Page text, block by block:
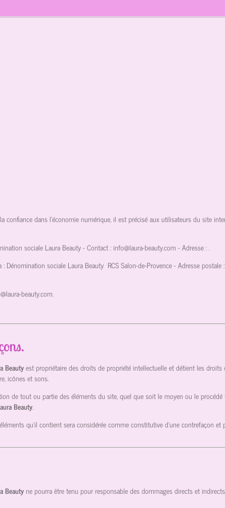
confiance dans l'économie numérique, il est précisé aux utilisateurs du site
sociale Laura Beauty- Contact : info@laura-beauty.com - Adresse :.
: Dénomination sociale Laura Beauty RCS Salon-de-Provence- Adresse postale :
beauty.com.
Beautyest propriétaire des droits de propriété intellectuelle et détient les
icônes et sons.
de tout ou partie des éléments du site, quel que soit le moyen ou le
Beauty.
qu’il contient sera considérée comme constitutive d’une contrefaçon
Beautyne pourra être tenu pour responsable des dommages directs et